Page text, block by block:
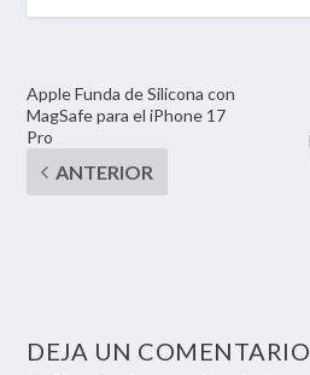
Apple Funda de Silicona con
MagSafe para el iPhone 17
Pro
DEJA UN COMENTARIO